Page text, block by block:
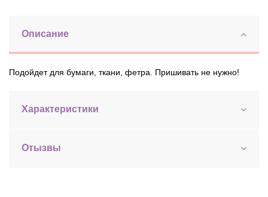
Описание
Подойдет для бумаги, ткани, фетра. Пришивать не нужно!
Характеристики
Отызвы